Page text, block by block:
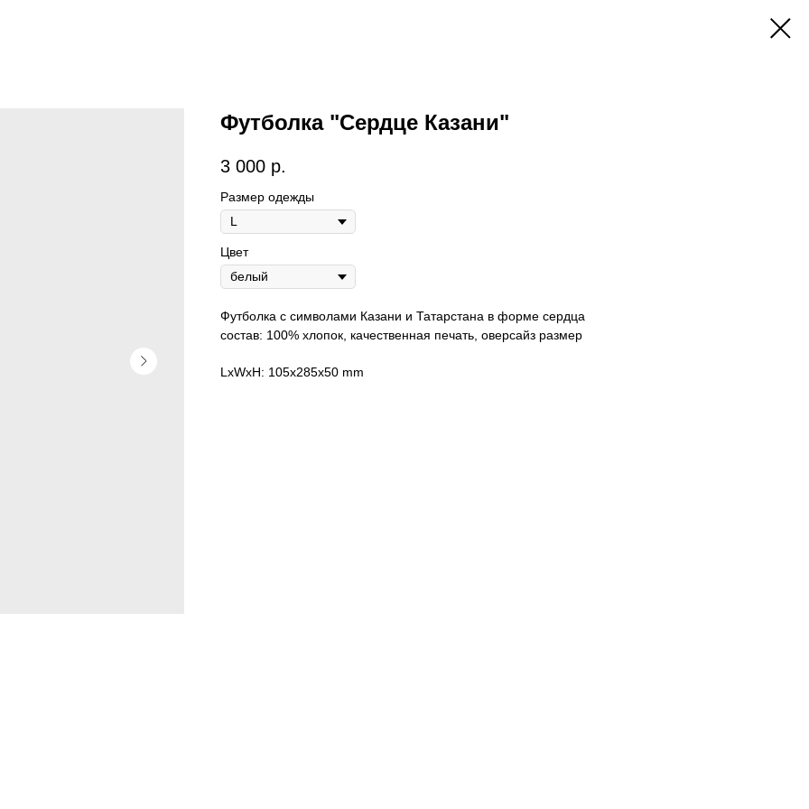
Футболка "Сердце Казани"
3 000 р.
Размер одежды
Цвет
Футболка с символами Казани и Татарстана в форме сердца
состав: 100% хлопок, качественная печать, оверсайз размер
LxWxH: 105x285x50 mm